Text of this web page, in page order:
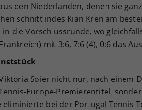
den Niederlanden, denen sie
schnitt indes Kian Kren am
die Vorschlussrunde, wo
mit 3:6, 7:6 (4), 0:6 das
Soier nicht nur, nach einem
Europe-Premierentitel,
eliminierte bei der Portugal Tennis